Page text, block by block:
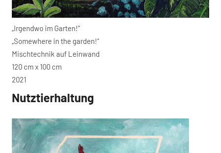
„Irgendwo im Garten!“
„Somewhere in the garden!“
Mischtechnik auf Leinwand
120 cm x 100 cm
2021
Nutztierhaltung